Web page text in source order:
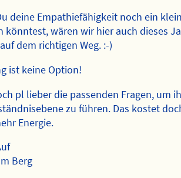
deine Empathiefähigkeit noch ein
könntest, wären wir hier auch dieses
dem richtigen Weg. :-)
ist keine Option!
pl lieber die passenden Fragen, um
zu führen. Das kostet
Energie.
Berg